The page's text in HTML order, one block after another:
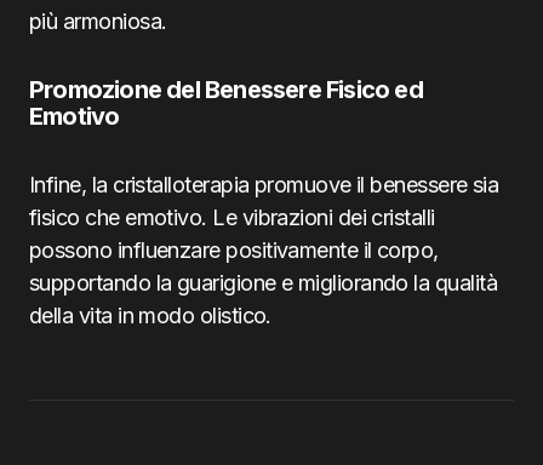
più armoniosa.
Promozione del Benessere Fisico ed
Emotivo
Infine, la cristalloterapia promuove il benessere sia
fisico che emotivo. Le vibrazioni dei cristalli
possono influenzare positivamente il corpo,
supportando la guarigione e migliorando la qualità
della vita in modo olistico.